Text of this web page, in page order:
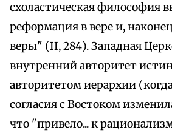
схоластическая философия
реформация в вере и,
веры" (II, 284). Западная
внутренний авторитет
авторитетом иерархии
согласия с Востоком
что "привело... к